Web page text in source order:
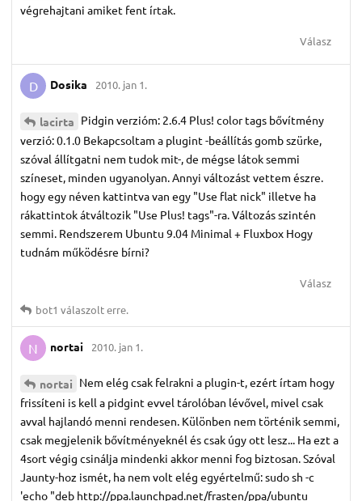
végrehajtani amiket fent írtak.
Válasz
D Dosika 2010. jan 1.
lacirta Pidgin verzióm: 2.6.4 Plus! color tags bővítmény
verzió: 0.1.0 Bekapcsoltam a plugint -beállítás gomb szürke,
szóval állítgatni nem tudok mit-, de mégse látok semmi
színeset, minden ugyanolyan. Annyi változást vettem észre.
hogy egy néven kattintva van egy "Use flat nick" illetve ha
rákattintok átváltozik "Use Plus! tags"-ra. Változás szintén
semmi. Rendszerem Ubuntu 9.04 Minimal + Fluxbox Hogy
tudnám működésre bírni?
Válasz
bot1 válaszolt erre.
N nortai 2010. jan 1.
nortai Nem elég csak felrakni a plugin-t, ezért írtam hogy
frissíteni is kell a pidgint evvel tárolóban lévővel, mivel csak
avval hajlandó menni rendesen. Különben nem történik semmi,
csak megjelenik bővítményeknél és csak úgy ott lesz... Ha ezt a
4sort végig csinálja mindenki akkor menni fog biztosan. Szóval
Jaunty-hoz ismét, ha nem volt elég egyértelmű: sudo sh -c
'echo "deb http://ppa.launchpad.net/frasten/ppa/ubuntu